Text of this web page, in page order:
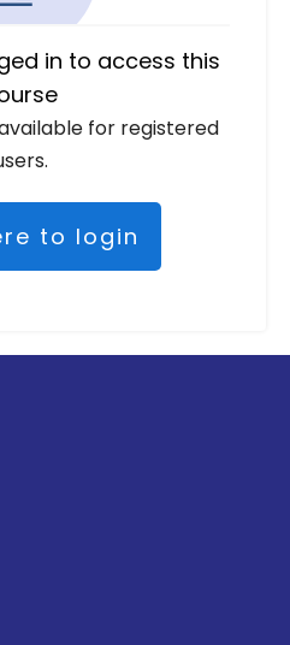
in to access this
for registered
to login